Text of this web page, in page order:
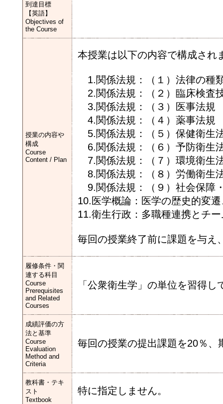
到達目標
【英語】
Objectives of
the Course
授業の内容や
構成
Course
Content / Plan
本授業は以下の内容で構成され
1.関係法規：（１）法律の種
2.関係法規：（２）臨床検査
3.関係法規：（３）医事法規
4.関係法規：（４）薬事法規
5.関係法規：（５）保健衛生
6.関係法規：（６）予防衛生
7.関係法規：（７）環境衛生
8.関係法規：（８）労働衛生
9.関係法規：（９）社会保障
10.医学概論：医学の歴史的変
11.衛生行政：多職種連携とチ
毎回の授業終了前に課題を与え
履修条件・関
連する科目
Course
Prerequisites
and Related
Courses
「公衆衛生学」の単位を習得
成績評価の方
法と基準
Course
Evaluation
Method and
Criteria
毎回の授業の提出課題を20％
教科書・テキ
スト
Textbook
特に指定しません。